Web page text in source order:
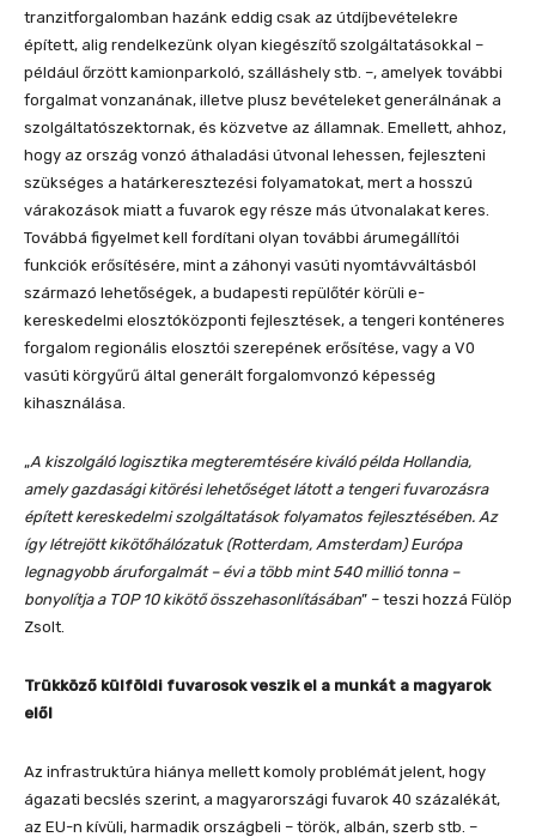
tranzitforgalomban hazánk eddig csak az útdíjbevételekre
épített, alig rendelkezünk olyan kiegészítő szolgáltatásokkal –
például őrzött kamionparkoló, szálláshely stb. –, amelyek további
forgalmat vonzanának, illetve plusz bevételeket generálnának a
szolgáltatószektornak, és közvetve az államnak. Emellett, ahhoz,
hogy az ország vonzó áthaladási útvonal lehessen, fejleszteni
szükséges a határkeresztezési folyamatokat, mert a hosszú
várakozások miatt a fuvarok egy része más útvonalakat keres.
Továbbá figyelmet kell fordítani olyan további árumegállítói
funkciók erősítésére, mint a záhonyi vasúti nyomtávváltásból
származó lehetőségek, a budapesti repülőtér körüli e-
kereskedelmi elosztóközponti fejlesztések, a tengeri konténeres
forgalom regionális elosztói szerepének erősítése, vagy a V0
vasúti körgyűrű által generált forgalomvonzó képesség
kihasználása.
„A kiszolgáló logisztika megteremtésére kiváló példa Hollandia,
amely gazdasági kitörési lehetőséget látott a tengeri fuvarozásra
épített kereskedelmi szolgáltatások folyamatos fejlesztésében. Az
így létrejött kikötőhálózatuk (Rotterdam, Amsterdam) Európa
legnagyobb áruforgalmát – évi a több mint 540 millió tonna –
bonyolítja a TOP 10 kikötő összehasonlításában” – teszi hozzá Fülöp
Zsolt.
Trükköző külföldi fuvarosok veszik el a munkát a magyarok
elől
Az infrastruktúra hiánya mellett komoly problémát jelent, hogy
ágazati becslés szerint, a magyarországi fuvarok 40 százalékát,
az EU-n kívüli, harmadik országbeli – török, albán, szerb stb. –